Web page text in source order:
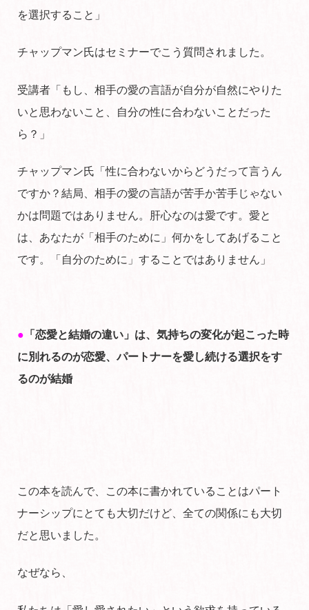
を選択すること」
チャップマン氏はセミナーでこう質問されました。
受講者「もし、相手の愛の言語が自分が自然にやりた
いと思わないこと、自分の性に合わないことだった
ら？」
チャップマン氏「性に合わないからどうだって言うん
ですか？結局、相手の愛の言語が苦手か苦手じゃない
かは問題ではありません。肝心なのは愛です。愛と
は、あなたが「相手のために」何かをしてあげること
です。「自分のために」することではありません」
● 「恋愛と結婚の違い」は、 気持ちの変化が起こった時
に別れるのが恋愛、パートナーを愛し続ける選択をす
るのが結婚
この本を読んで、この本に書かれていることはパート
ナーシップにとても大切だけど、全ての関係にも大切
だと思いました。
なぜなら、